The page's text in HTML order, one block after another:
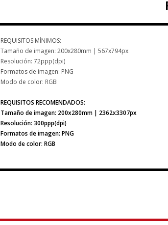
REQUISITOS MÍNIMOS:
Tamaño de imagen: 200x280mm | 567x794px
Resolución: 72ppp(dpi)
Formatos de imagen: PNG
Modo de color: RGB
REQUISITOS RECOMENDADOS:
Tamaño de imagen: 200x280mm | 2362x3307px
Resolución: 300ppp(dpi)
Formatos de imagen: PNG
Modo de color: RGB